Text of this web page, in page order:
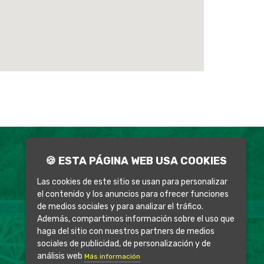
Política de Privacidad
Política de Cookies
🍪 ESTA PÁGINA WEB USA COOKIES
Las cookies de este sitio se usan para personalizar
el contenido y los anuncios para ofrecer funciones
de medios sociales y para analizar el tráfico.
Además, compartimos información sobre el uso que
haga del sitio con nuestros partners de medios
sociales de publicidad, de personalización y de
análisis web Más información